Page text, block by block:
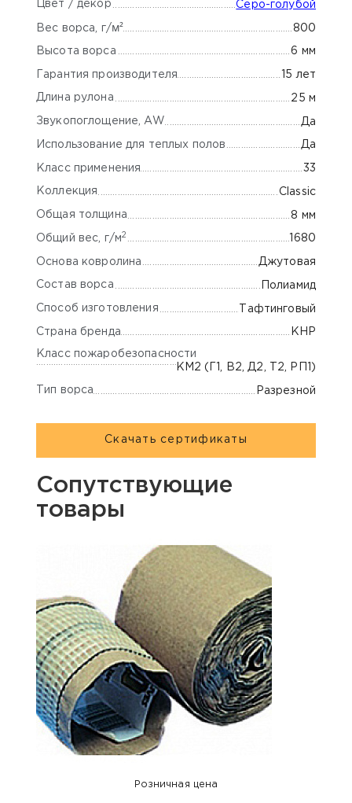
Цвет / декор Серо-голубой
Вес ворса, г/м² 800
Высота ворса 6 мм
Гарантия производителя 15 лет
Длина рулона 25 м
Звукопоглощение, AW Да
Использование для теплых полов Да
Класс применения 33
Коллекция Classic
Общая толщина 8 мм
Общий вес, г/м2 1680
Основа ковролина Джутовая
Состав ворса Полиамид
Способ изготовления Тафтинговый
Страна бренда КНР
Класс пожаробезопасности
КМ2 (Г1, В2, Д2, Т2, РП1)
Тип ворса Разрезной
Скачать сертификаты
Сопутствующие
товары
Розничная цена